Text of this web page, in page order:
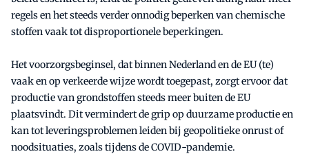
regels en het steeds verder onnodig beperken van chemische
stoffen vaak tot disproportionele beperkingen.
Het voorzorgsbeginsel, dat binnen Nederland en de EU (te)
vaak en op verkeerde wijze wordt toegepast, zorgt ervoor dat
productie van grondstoffen steeds meer buiten de EU
plaatsvindt. Dit vermindert de grip op duurzame productie en
kan tot leveringsproblemen leiden bij geopolitieke onrust of
noodsituaties, zoals tijdens de COVID-pandemie.